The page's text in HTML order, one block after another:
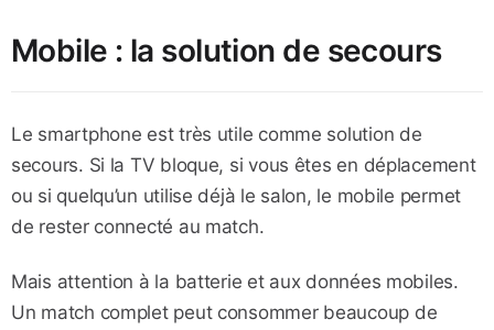
Mobile : la solution de secours
Le smartphone est très utile comme solution de
secours. Si la TV bloque, si vous êtes en déplacement
ou si quelqu’un utilise déjà le salon, le mobile permet
de rester connecté au match.
Mais attention à la batterie et aux données mobiles.
Un match complet peut consommer beaucoup de